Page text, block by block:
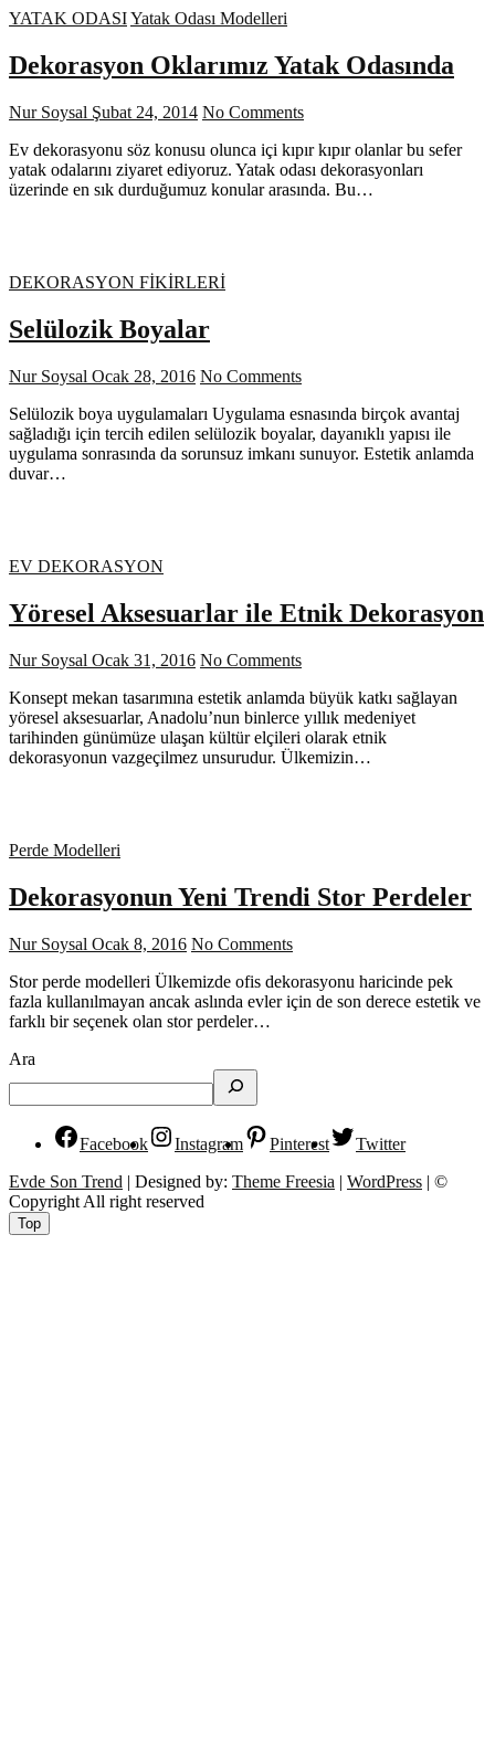
YATAK ODASIYatak Odası Modelleri
Dekorasyon Oklarımız Yatak Odasında
Nur Soysal Şubat 24, 2014 No Comments
Ev dekorasyonu söz konusu olunca içi kıpır kıpır olanlar bu sefer
yatak odalarını ziyaret ediyoruz. Yatak odası dekorasyonları
üzerinde en sık durduğumuz konular arasında. Bu…
DEKORASYON FİKİRLERİ
Selülozik Boyalar
Nur Soysal Ocak 28, 2016 No Comments
Selülozik boya uygulamaları Uygulama esnasında birçok avantaj
sağladığı için tercih edilen selülozik boyalar, dayanıklı yapısı ile
uygulama sonrasında da sorunsuz imkanı sunuyor. Estetik anlamda
duvar…
EV DEKORASYON
Yöresel Aksesuarlar ile Etnik Dekorasyon
Nur Soysal Ocak 31, 2016 No Comments
Konsept mekan tasarımına estetik anlamda büyük katkı sağlayan
yöresel aksesuarlar, Anadolu’nun binlerce yıllık medeniyet
tarihinden günümüze ulaşan kültür elçileri olarak etnik
dekorasyonun vazgeçilmez unsurudur. Ülkemizin…
Perde Modelleri
Dekorasyonun Yeni Trendi Stor Perdeler
Nur Soysal Ocak 8, 2016 No Comments
Stor perde modelleri Ülkemizde ofis dekorasyonu haricinde pek
fazla kullanılmayan ancak aslında evler için de son derece estetik ve
farklı bir seçenek olan stor perdeler…
Ara
Facebook Instagram Pinterest
Twitter
Evde Son Trend | Designed by: Theme Freesia | WordPress | ©
Copyright All right reserved
Top